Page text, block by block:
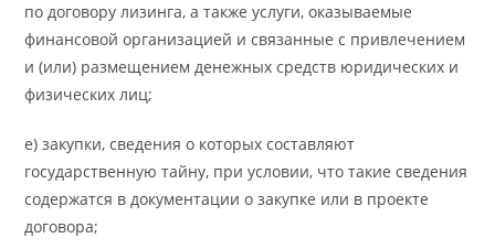
по договору лизинга, а также услуги, оказываемые
финансовой организацией и связанные с привлечением
и (или) размещением денежных средств юридических и
физических лиц;
е) закупки, сведения о которых составляют
государственную тайну, при условии, что такие сведения
содержатся в документации о закупке или в проекте
договора;